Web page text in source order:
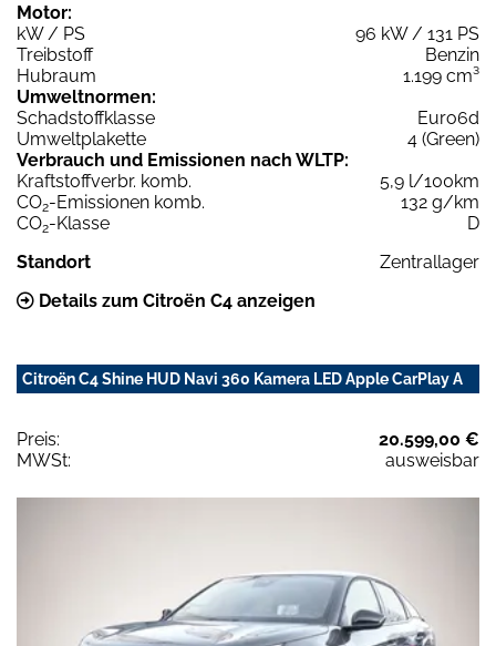
Motor:
kW / PS
96 kW / 131 PS
Treibstoff
Benzin
Hubraum
1.199 cm³
Umweltnormen:
Schadstoffklasse
Euro6d
Umweltplakette
4 (Green)
Verbrauch und Emissionen nach WLTP:
Kraftstoffverbr. komb.
5,9 l/100km
CO2-Emissionen komb.
132 g/km
CO2-Klasse
D
Standort
Zentrallager
Details zum Citroën C4 anzeigen
Citroën C4 Shine HUD Navi 360 Kamera LED Apple CarPlay A
Preis:
20.599,00 €
MWSt:
ausweisbar